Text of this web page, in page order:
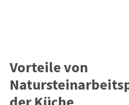
Vorteile von